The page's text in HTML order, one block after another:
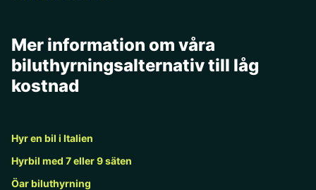
Mer information om våra
biluthyrningsalternativ till låg
kostnad
Hyr en bil i Italien
Hyrbil med 7 eller 9 säten
Öar biluthyrning